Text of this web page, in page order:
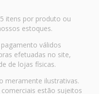
| Abertura f/1,8
itens por produto ou
estoques.
válidos
efetuadas no site,
de lojas físicas.
meramente ilustrativas.
estão sujeitos